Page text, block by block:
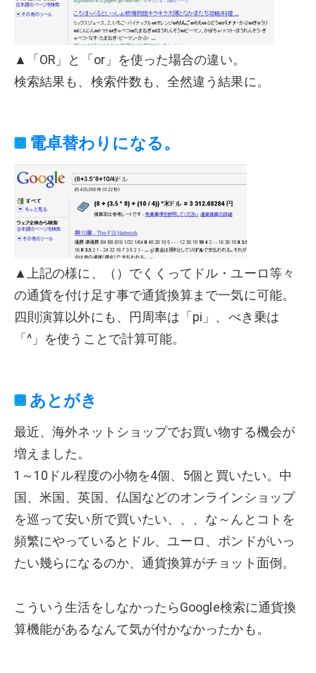
▲「OR」と「or」を使った場合の違い。
検索結果も、検索件数も、全然違う結果に。
電卓替わりになる。
▲上記の様に、（）でくくってドル・ユーロ等々
の通貨を付け足す事で通貨換算まで一気に可能。
四則演算以外にも、円周率は「pi」、べき乗は
「^」を使うことで計算可能。
あとがき
最近、海外ネットショップでお買い物する機会が
増えました。
1～10ドル程度の小物を4個、5個と買いたい。中
国、米国、英国、仏国などのオンラインショップ
を巡って安い所で買いたい、、、な～んとコトを
頻繁にやっているとドル、ユーロ、ポンドがいっ
たい幾らになるのか、通貨換算がチョット面倒。
こういう生活をしなかったらGoogle検索に通貨換
算機能があるなんて気が付かなかったかも。